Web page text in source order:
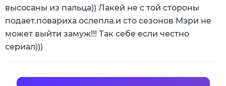
высосаны из пальца)) Лакей не с той стороны
подает.повариха ослепла.и сто сезонов Мэри не
может выйти замуж!!! Так себе если честно
сериал)))